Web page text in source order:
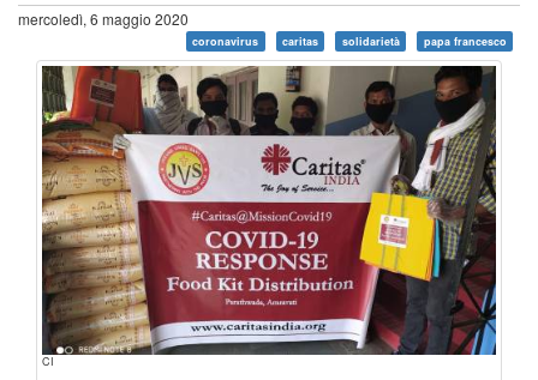
mercoledì, 6 maggio 2020
coronavirus caritas solidarietà papa francesco
CI